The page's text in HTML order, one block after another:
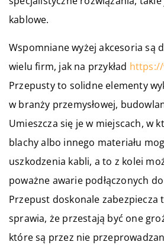
kablowe.
Wspomniane wyżej akcesoria są
wielu firm, jak na przykład
Przepusty to solidne elementy
w branży przemysłowej,
Umieszcza się je w miejscach, w
blachy albo innego materiału
uszkodzenia kabli, a to z kolei
poważne awarie podłączonych
Przepust doskonale zabezpiecza
sprawia, że przestają być one
które są przez nie